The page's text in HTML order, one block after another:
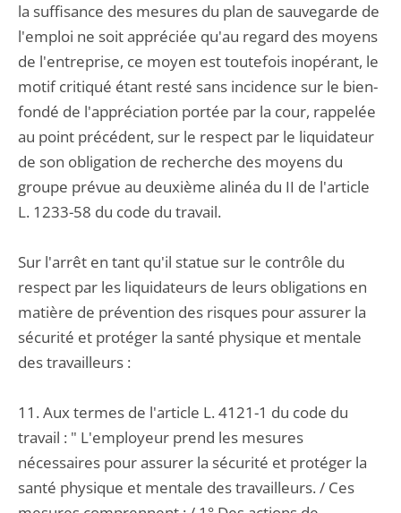
la suffisance des mesures du plan de sauvegarde de
l'emploi ne soit appréciée qu'au regard des moyens
de l'entreprise, ce moyen est toutefois inopérant, le
motif critiqué étant resté sans incidence sur le bien-
fondé de l'appréciation portée par la cour, rappelée
au point précédent, sur le respect par le liquidateur
de son obligation de recherche des moyens du
groupe prévue au deuxième alinéa du II de l'article
L. 1233-58 du code du travail.
Sur l'arrêt en tant qu'il statue sur le contrôle du
respect par les liquidateurs de leurs obligations en
matière de prévention des risques pour assurer la
sécurité et protéger la santé physique et mentale
des travailleurs :
11. Aux termes de l'article L. 4121-1 du code du
travail : " L'employeur prend les mesures
nécessaires pour assurer la sécurité et protéger la
santé physique et mentale des travailleurs. / Ces